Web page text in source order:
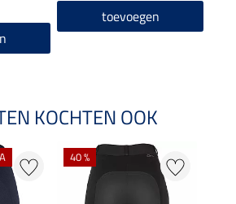
toevoegen
KOCHTEN OOK
40 %